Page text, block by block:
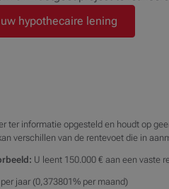
hypothecaire lening
ter informatie opgesteld en houdt op
verschillen van de rentevoet die in
U leent 150.000 € aan een vaste
jaar (0,373801% per maand)